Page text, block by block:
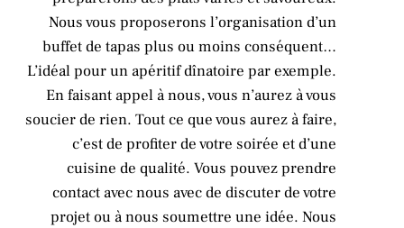
Nous vous proposerons l’organisation d’un
buffet de tapas plus ou moins conséquent…
L’idéal pour un apéritif dînatoire par exemple.
En faisant appel à nous, vous n’aurez à vous
soucier de rien. Tout ce que vous aurez à faire,
c’est de profiter de votre soirée et d’une
cuisine de qualité. Vous pouvez prendre
contact avec nous avec de discuter de votre
projet ou à nous soumettre une idée. Nous